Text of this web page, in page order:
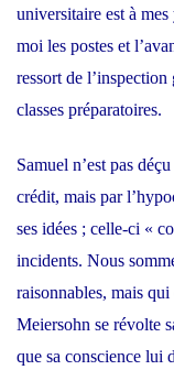
universitaire est à
moi les postes et
ressort de l’inspection
classes préparatoires.
Samuel n’est pas
crédit, mais par
ses idées ; celle-ci «
incidents. Nous
raisonnables, mais
Meiersohn se révolte
que sa conscience lui